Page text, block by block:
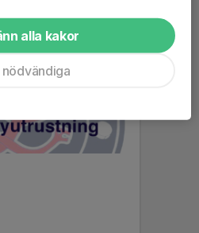
alla kakor
nödvändiga